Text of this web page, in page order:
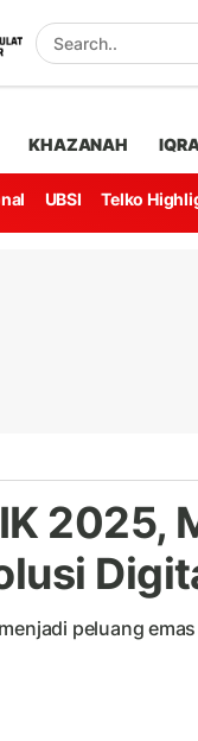
KHAZANAH
UBSI Telko
2025,
peluang